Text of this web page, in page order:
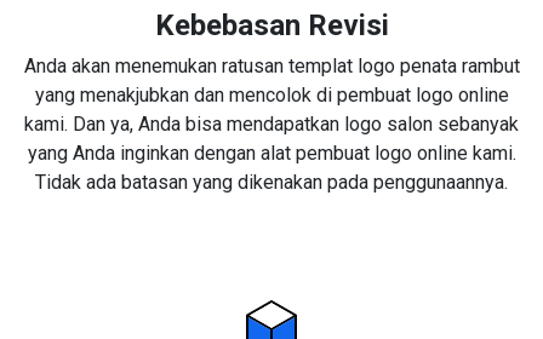
Kebebasan Revisi
Anda akan menemukan ratusan templat logo penata rambut
yang menakjubkan dan mencolok di pembuat logo online
kami. Dan ya, Anda bisa mendapatkan logo salon sebanyak
yang Anda inginkan dengan alat pembuat logo online kami.
Tidak ada batasan yang dikenakan pada penggunaannya.